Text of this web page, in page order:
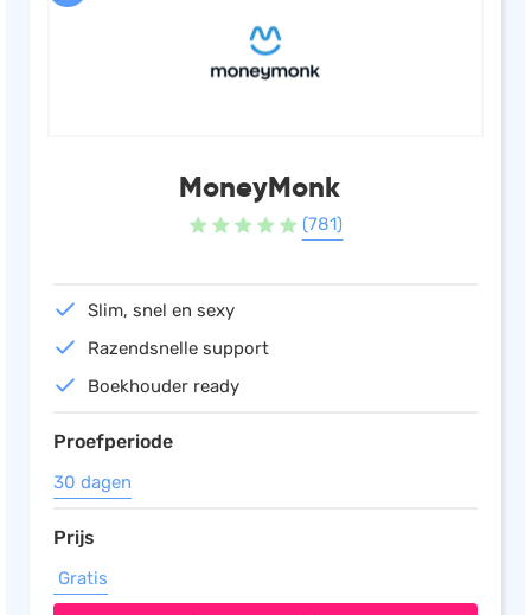
MoneyMonk
(781)
Slim, snel en sexy
Razendsnelle support
Boekhouder ready
Proefperiode
30 dagen
Prijs
Gratis